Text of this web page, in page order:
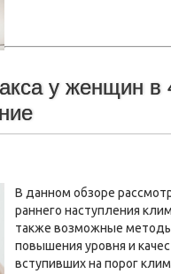
у женщин в
В данном обзоре
раннего наступления
также возможные
повышения уровня и
вступивших на порог